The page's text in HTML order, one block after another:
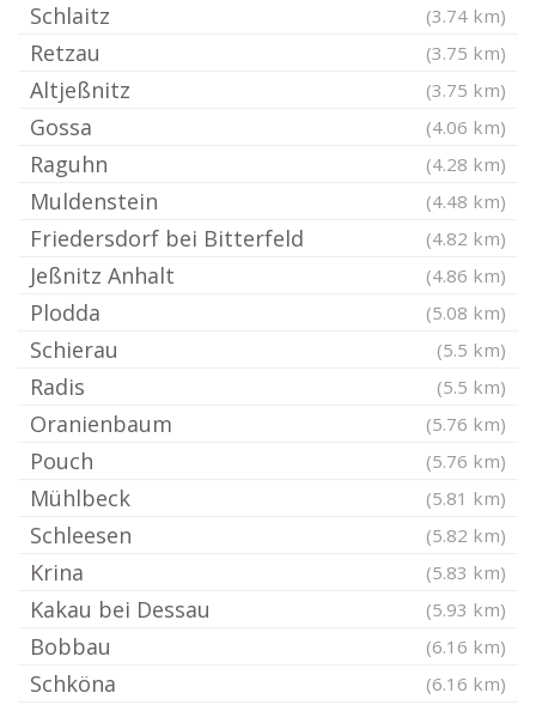
Schlaitz (3.74 km)
Retzau (3.75 km)
Altjeßnitz (3.75 km)
Gossa (4.06 km)
Raguhn (4.28 km)
Muldenstein (4.48 km)
Friedersdorf bei Bitterfeld (4.82 km)
Jeßnitz Anhalt (4.86 km)
Plodda (5.08 km)
Schierau (5.5 km)
Radis (5.5 km)
Oranienbaum (5.76 km)
Pouch (5.76 km)
Mühlbeck (5.81 km)
Schleesen (5.82 km)
Krina (5.83 km)
Kakau bei Dessau (5.93 km)
Bobbau (6.16 km)
Schköna (6.16 km)